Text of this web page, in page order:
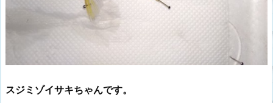
スジミゾイサキちゃんです。